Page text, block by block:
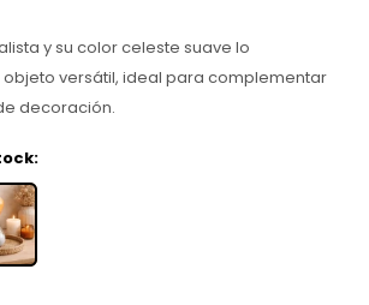
y su color celeste suave lo
objeto versátil, ideal para complementar
decoración.